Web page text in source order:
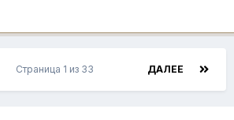
ДАЛЕЕ
Страница 1 из 33